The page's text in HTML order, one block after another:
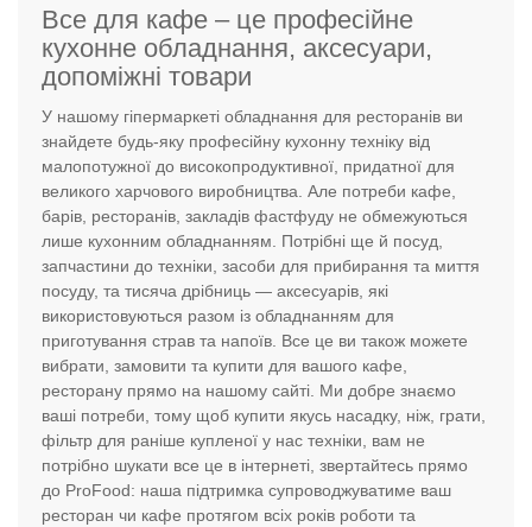
Все для кафе – це професійне
кухонне обладнання, аксесуари,
допоміжні товари
У нашому гіпермаркеті обладнання для ресторанів ви
знайдете будь-яку професійну кухонну техніку від
малопотужної до високопродуктивної, придатної для
великого харчового виробництва. Але потреби кафе,
барів, ресторанів, закладів фастфуду не обмежуються
лише кухонним обладнанням. Потрібні ще й посуд,
запчастини до техніки, засоби для прибирання та миття
посуду, та тисяча дрібниць — аксесуарів, які
використовуються разом із обладнанням для
приготування страв та напоїв. Все це ви також можете
вибрати, замовити та купити для вашого кафе,
ресторану прямо на нашому сайті. Ми добре знаємо
ваші потреби, тому щоб купити якусь насадку, ніж, грати,
фільтр для раніше купленої у нас техніки, вам не
потрібно шукати все це в інтернеті, звертайтесь прямо
до ProFood: наша підтримка супроводжуватиме ваш
ресторан чи кафе протягом всіх років роботи та